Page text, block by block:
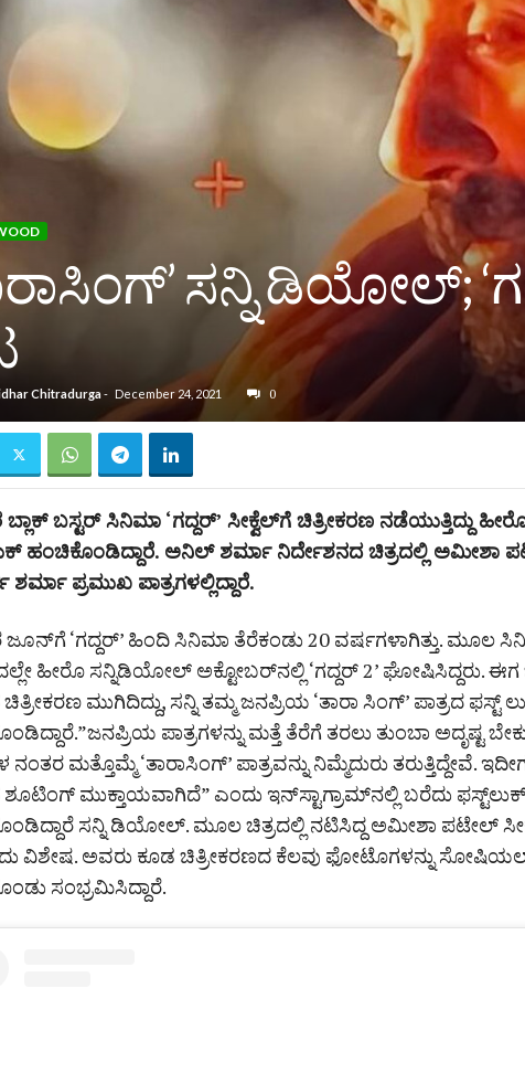
ಸನ್ನಿ ಡಿಯೋಲ್‌;
Chitradurga - December 24, 2021 0
ಬ್ಲಾಕ್‌ ಬಸ್ಟರ್‌ ಸಿನಿಮಾ ‘ಗದ್ದರ್‌’ ಸೀಕ್ವೆಲ್‌ಗೆ ಚಿತ್ರೀಕರಣ ನಡೆಯುತ್ತಿದ್ದು
ಹಂಚಿಕೊಂಡಿದ್ದಾರೆ. ಅನಿಲ್‌ ಶರ್ಮಾ ನಿರ್ದೇಶನದ ಚಿತ್ರದಲ್ಲಿ ಅಮೀಶಾ
ಶರ್ಮಾ ಪ್ರಮುಖ ಪಾತ್ರಗಳಲ್ಲಿದ್ದಾರೆ.
ಜೂನ್‌ಗೆ ‘ಗದ್ದರ್‌’ ಹಿಂದಿ ಸಿನಿಮಾ ತೆರೆಕಂಡು 20 ವರ್ಷಗಳಾಗಿತ್ತು. ಮೂಲ
ಹೀರೊ ಸನ್ನಿಡಿಯೋಲ್‌ ಅಕ್ಟೋಬರ್‌ನಲ್ಲಿ ‘ಗದ್ದರ್‌ 2’ ಘೋಷಿಸಿದ್ದರು.
ಮುಗಿದಿದ್ದು, ಸನ್ನಿ ತಮ್ಮ ಜನಪ್ರಿಯ ‘ತಾರಾ ಸಿಂಗ್‌’ ಪಾತ್ರದ ಫಸ್ಟ್‌
ಪಾತ್ರಗಳನ್ನು ಮತ್ತೆ ತೆರೆಗೆ ತರಲು ತುಂಬಾ ಅದೃಷ್ಟ
ಮತ್ತೊಮ್ಮೆ ‘ತಾರಾಸಿಂಗ್‌’ ಪಾತ್ರವನ್ನು ನಿಮ್ಮೆದುರು ತರುತ್ತಿದ್ದೇವೆ.
ಮುಕ್ತಾಯವಾಗಿದೆ” ಎಂದು ಇನ್‌ಸ್ಟಾಗ್ರಾಮ್‌ನಲ್ಲಿ ಬರೆದು ಫಸ್ಟ್‌ಲುಕ್‌
ಸನ್ನಿ ಡಿಯೋಲ್‌. ಮೂಲ ಚಿತ್ರದಲ್ಲಿ ನಟಿಸಿದ್ದ ಅಮೀಶಾ ಪಟೇಲ್‌
ವಿಶೇಷ. ಅವರು ಕೂಡ ಚಿತ್ರೀಕರಣದ ಕೆಲವು ಫೋಟೊಗಳನ್ನು
ಸಂಭ್ರಮಿಸಿದ್ದಾರೆ.